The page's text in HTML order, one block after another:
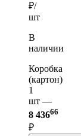
₽/
шт
В
наличии
Коробка
(картон)
1
шт —
8 43666
₽